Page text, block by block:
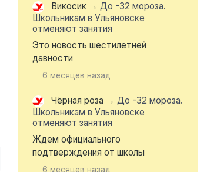
Викосик → До -32 мороза.
Школьникам в Ульяновске
отменяют занятия
Это новость шестилетней
давности
6 месяцев назад
Чёрная роза → До -32 мороза.
Школьникам в Ульяновске
отменяют занятия
Ждем официального
подтверждения от школы
6 месяцев назад